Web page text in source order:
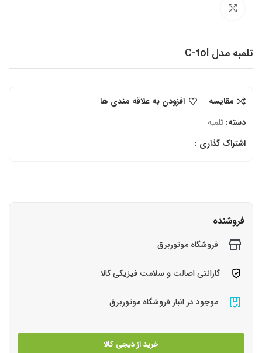
تلمبه مدل C-tol
مقایسه
افزودن به علاقه مندی ها
دسته: تلمبه
اشتراک گذاری :
فروشنده
فروشگاه موتوربرق
گارانتی اصالت و سلامت فیزیکی کالا
موجود در انبار فروشگاه موتوربرق
خرید از دیجی کالا